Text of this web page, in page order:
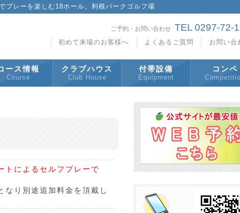
プレーを楽しむ18ホール。利根パークゴルフ場
ご予約・お問い合わせ TEL 0297-72-
お問い合
よくあるご質問
初めて来場のお客様へ
ース情報
Course
クラブハウス
Club House
付帯設備
Equipment
コンペ
トによるセルフプレーで
なり別途追加料金を頂戴し